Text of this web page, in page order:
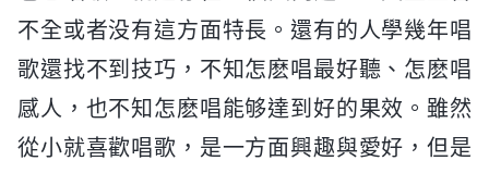
不全或者没有這方面特長。還有的人學幾年唱
歌還找不到技巧，不知怎麽唱最好聽、怎麽唱
感人，也不知怎麽唱能够達到好的果效。雖然
從小就喜歡唱歌，是一方面興趣與愛好，但是